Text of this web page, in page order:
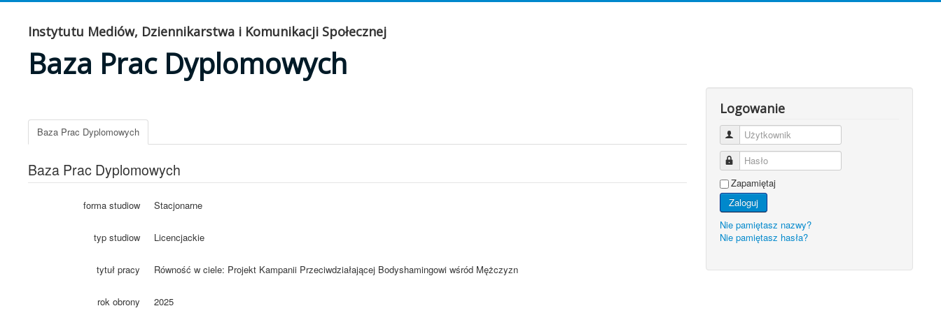
Instytutu Mediów, Dziennikarstwa i Komunikacji Społecznej
Baza Prac Dyplomowych
Baza Prac Dyplomowych
Baza Prac Dyplomowych
forma studiow Stacjonarne
typ studiow Licencjackie
tytuł pracy Równość w ciele: Projekt Kampanii Przeciwdziałającej Bodyshamingowi wśród Mężczyzn
rok obrony 2025
Logowanie
Użytkownik
Hasło
Zapamiętaj
Zaloguj
Nie pamiętasz nazwy?
Nie pamiętasz hasła?